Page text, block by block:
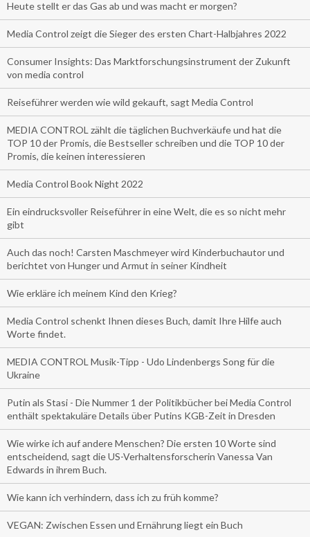
Heute stellt er das Gas ab und was macht er morgen?
Media Control zeigt die Sieger des ersten Chart-Halbjahres 2022
Consumer Insights: Das Marktforschungsinstrument der Zukunft
von media control
Reiseführer werden wie wild gekauft, sagt Media Control
MEDIA CONTROL zählt die täglichen Buchverkäufe und hat die
TOP 10 der Promis, die Bestseller schreiben und die TOP 10 der
Promis, die keinen interessieren
Media Control Book Night 2022
Ein eindrucksvoller Reiseführer in eine Welt, die es so nicht mehr
gibt
Auch das noch! Carsten Maschmeyer wird Kinderbuchautor und
berichtet von Hunger und Armut in seiner Kindheit
Wie erkläre ich meinem Kind den Krieg?
Media Control schenkt Ihnen dieses Buch, damit Ihre Hilfe auch
Worte findet.
MEDIA CONTROL Musik-Tipp - Udo Lindenbergs Song für die
Ukraine
Putin als Stasi - Die Nummer 1 der Politikbücher bei Media Control
enthält spektakuläre Details über Putins KGB-Zeit in Dresden
Wie wirke ich auf andere Menschen? Die ersten 10 Worte sind
entscheidend, sagt die US-Verhaltensforscherin Vanessa Van
Edwards in ihrem Buch.
Wie kann ich verhindern, dass ich zu früh komme?
VEGAN: Zwischen Essen und Ernährung liegt ein Buch